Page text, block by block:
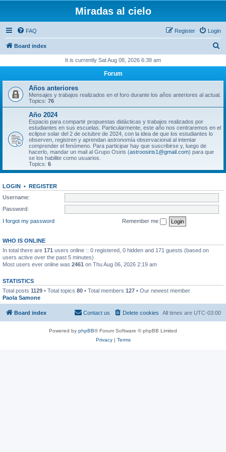
Miradas al cielo
FAQ Login
Register
Board index
r
h
It is currently Sat Aug 08, 2026 6:38 am
Forum
Años anteriores
Mensajes y trabajos realizados en el foro durante los años anteriores al actual.
Topics: 76
Año 2024
Espacio para compartir propuestas didácticas y trabajos realizados por
estudiantes en sus escuelas. Particularmente, este año nos centraremos en el
eclipse solar del 2 de octubre de 2024, con la idea de que los estudiantes lo
observen, registren y aprendan astronomía observacional al intentar
comprender el fenómeno. Para participar hay que suscribirse y, luego de
hacerlo, mandar un mail al Grupo Osiris (astroosiris1@gmail.com) para que
se los habilite como usuarios.
Topics: 6
LOGIN • REGISTER
Username:
Password:
I forgot my password
Remember me
WHO IS ONLINE
In total there are 171 users online :: 0 registered, 0 hidden and 171 guests (based on
users active over the past 5 minutes)
Most users ever online was 2461 on Thu Aug 06, 2026 2:19 am
STATISTICS
Total posts 1129 • Total topics 80 • Total members 127 • Our newest member
Paola Samone
Board index All times are UTC-03:00
Delete cookies
Contact us
Powered by phpBB® Forum Software © phpBB Limited
Privacy| Terms